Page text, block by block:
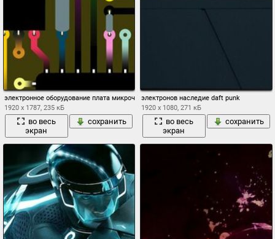
электронное оборудование плата микрочип цепи дорожки фон
1920 x 1787, 235 кБ
во весь
экран
сохранить
электронов наследие daft punk
1920 x 1080, 271 кБ
во весь
экран
сохранить